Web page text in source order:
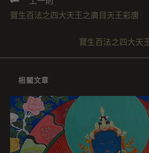
寶生百法之四大天王之廣目天王彩唐
寶生百法之四大天
相關文章